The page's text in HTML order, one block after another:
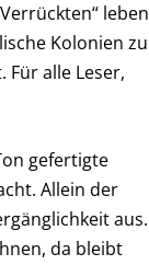
leben
Kolonien zu
alle Leser,
gefertigte
Allein der
aus.
da bleibt